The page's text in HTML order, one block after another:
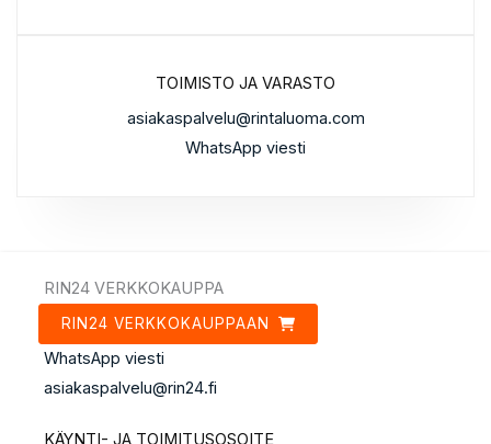
TOIMISTO JA VARASTO
asiakaspalvelu@rintaluoma.com
WhatsApp viesti
RIN24 VERKKOKAUPPA
RIN24 VERKKOKAUPPAAN
WhatsApp viesti
asiakaspalvelu@rin24.fi
KÄYNTI- JA TOIMITUSOSOITE